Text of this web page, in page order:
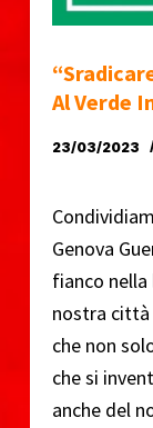
Al Verde
23/03/2023
Genova
fianco
nostra
che non
che si
anche del